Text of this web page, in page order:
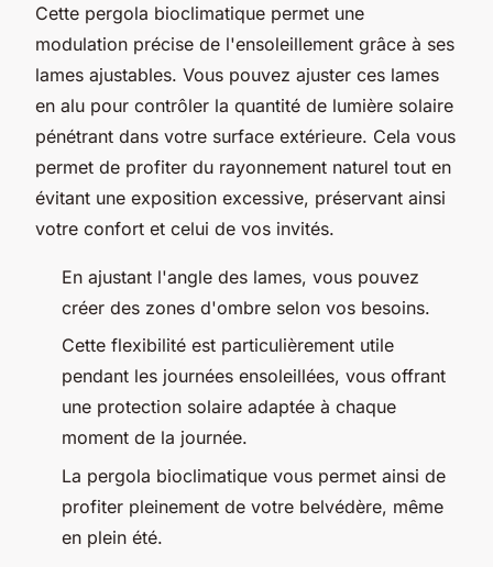
Cette pergola bioclimatique permet une
modulation précise de l'ensoleillement grâce à ses
lames ajustables. Vous pouvez ajuster ces lames
en alu pour contrôler la quantité de lumière solaire
pénétrant dans votre surface extérieure. Cela vous
permet de profiter du rayonnement naturel tout en
évitant une exposition excessive, préservant ainsi
votre confort et celui de vos invités.
En ajustant l'angle des lames, vous pouvez
créer des zones d'ombre selon vos besoins.
Cette flexibilité est particulièrement utile
pendant les journées ensoleillées, vous offrant
une protection solaire adaptée à chaque
moment de la journée.
La pergola bioclimatique vous permet ainsi de
profiter pleinement de votre belvédère, même
en plein été.